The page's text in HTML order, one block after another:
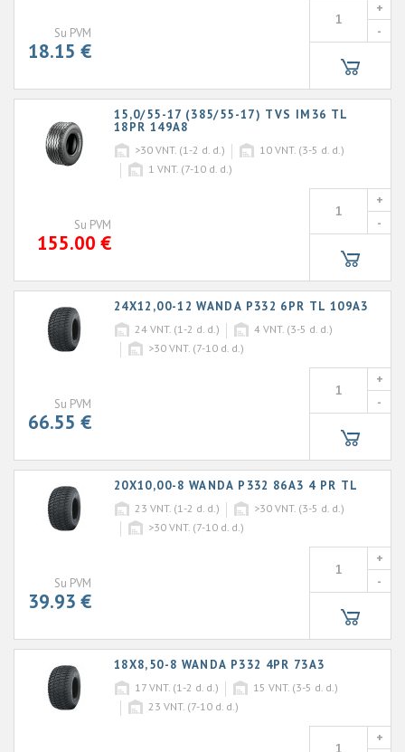
Su PVM
18.15 €
+
-
15,0/55-17 (385/55-17) TVS IM36 TL
18PR 149A8
>30 VNT. (1-2 d. d.) 10 VNT. (3-5 d. d.)
1 VNT. (7-10 d. d.)
Su PVM
155.00 €
+
-
24X12,00-12 WANDA P332 6PR TL 109A3
24 VNT. (1-2 d. d.) 4 VNT. (3-5 d. d.)
>30 VNT. (7-10 d. d.)
Su PVM
66.55 €
+
-
20X10,00-8 WANDA P332 86A3 4 PR TL
23 VNT. (1-2 d. d.) >30 VNT. (3-5 d. d.)
>30 VNT. (7-10 d. d.)
Su PVM
39.93 €
+
-
18X8,50-8 WANDA P332 4PR 73A3
17 VNT. (1-2 d. d.) 15 VNT. (3-5 d. d.)
23 VNT. (7-10 d. d.)
+